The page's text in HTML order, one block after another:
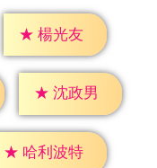
★ 楊光友
★ 沈政男
★ 哈利波特